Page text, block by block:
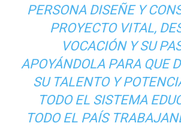
PERSONA DISEÑE Y
PROYECTO VITAL,
VOCACIÓN Y SU
APOYÁNDOLA PARA QUE
SU TALENTO Y
TODO EL SISTEMA
TODO EL PAÍS